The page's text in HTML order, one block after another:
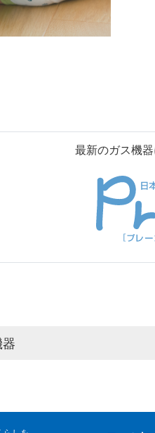
最新のガス機